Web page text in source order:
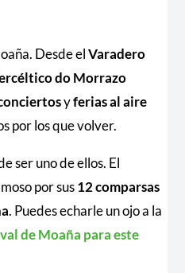
Desde elVaradero
do Morrazo
yferias al aire
por los que volver.
ser uno de ellos. El
por sus12 comparsas
. Puedes echarle un ojo a la
de Moaña para este